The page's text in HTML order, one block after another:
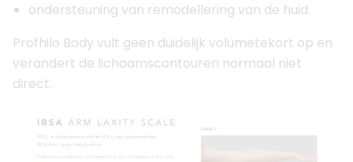
ondersteuning van remodellering van de huid.
Profhilo Body vult geen duidelijk volumetekort op en
verandert de lichaamscontouren normaal niet
direct.